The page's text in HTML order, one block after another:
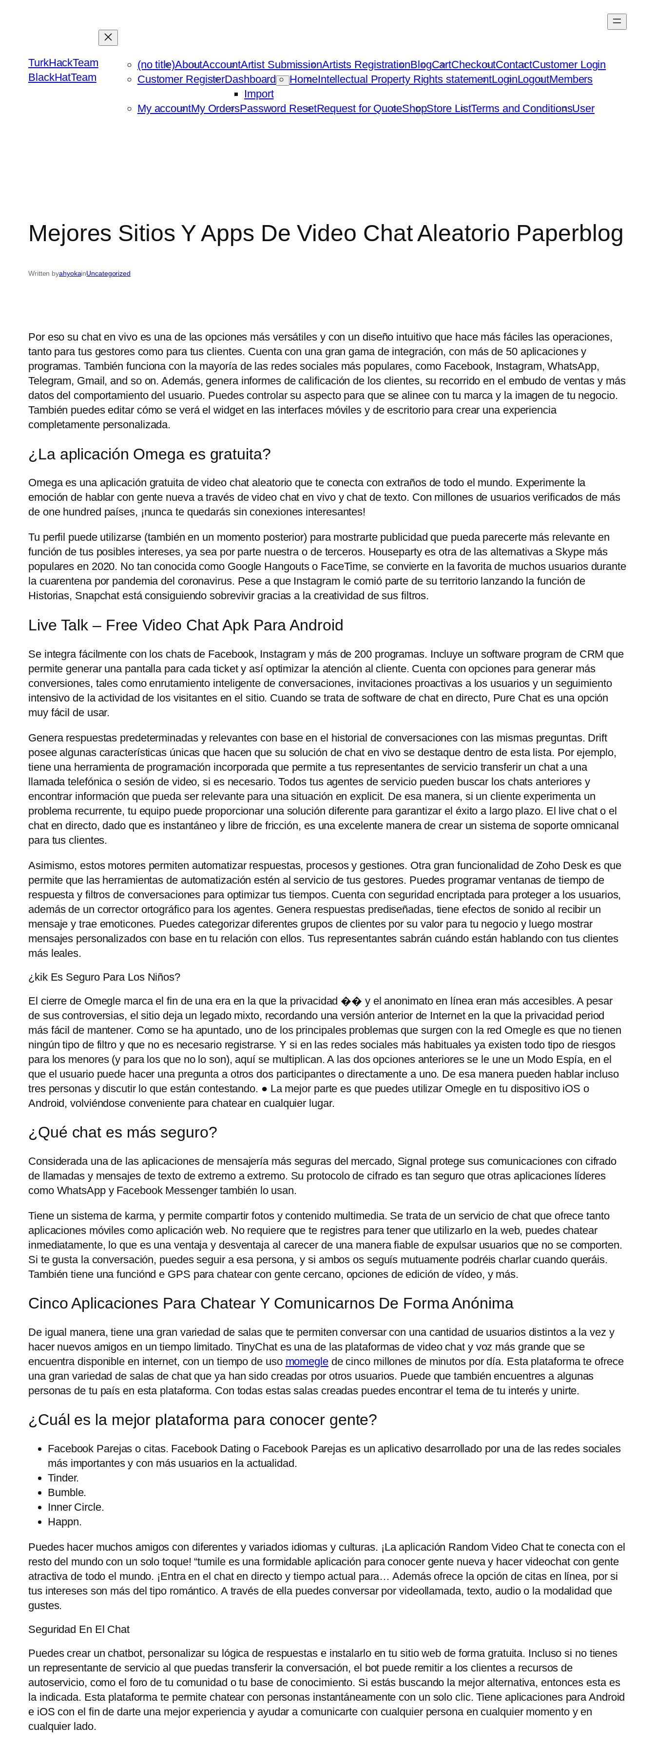
TurkHackTeam
BlackHatTeam
(no title)AboutAccountArtist SubmissionArtists RegistrationBlogCartCheckoutContactCustomer Login
Customer RegisterDashboard
Import
HomeIntellectual Property Rights statementLoginLogoutMembers
My accountMy OrdersPassword ResetRequest for QuoteShopStore ListTerms and ConditionsUser
Mejores Sitios Y Apps De Video Chat Aleatorio Paperblog
Written byahyokainUncategorized
Por eso su chat en vivo es una de las opciones más versátiles y con un diseño intuitivo que hace más fáciles las operaciones,
tanto para tus gestores como para tus clientes. Cuenta con una gran gama de integración, con más de 50 aplicaciones y
programas. También funciona con la mayoría de las redes sociales más populares, como Facebook, Instagram, WhatsApp,
Telegram, Gmail, and so on. Además, genera informes de calificación de los clientes, su recorrido en el embudo de ventas y más
datos del comportamiento del usuario. Puedes controlar su aspecto para que se alinee con tu marca y la imagen de tu negocio.
También puedes editar cómo se verá el widget en las interfaces móviles y de escritorio para crear una experiencia
completamente personalizada.
¿La aplicación Omega es gratuita?
Omega es una aplicación gratuita de video chat aleatorio que te conecta con extraños de todo el mundo. Experimente la
emoción de hablar con gente nueva a través de video chat en vivo y chat de texto. Con millones de usuarios verificados de más
de one hundred países, ¡nunca te quedarás sin conexiones interesantes!
Tu perfil puede utilizarse (también en un momento posterior) para mostrarte publicidad que pueda parecerte más relevante en
función de tus posibles intereses, ya sea por parte nuestra o de terceros. Houseparty es otra de las alternativas a Skype más
populares en 2020. No tan conocida como Google Hangouts o FaceTime, se convierte en la favorita de muchos usuarios durante
la cuarentena por pandemia del coronavirus. Pese a que Instagram le comió parte de su territorio lanzando la función de
Historias, Snapchat está consiguiendo sobrevivir gracias a la creatividad de sus filtros.
Live Talk – Free Video Chat Apk Para Android
Se integra fácilmente con los chats de Facebook, Instagram y más de 200 programas. Incluye un software program de CRM que
permite generar una pantalla para cada ticket y así optimizar la atención al cliente. Cuenta con opciones para generar más
conversiones, tales como enrutamiento inteligente de conversaciones, invitaciones proactivas a los usuarios y un seguimiento
intensivo de la actividad de los visitantes en el sitio. Cuando se trata de software de chat en directo, Pure Chat es una opción
muy fácil de usar.
Genera respuestas predeterminadas y relevantes con base en el historial de conversaciones con las mismas preguntas. Drift
posee algunas características únicas que hacen que su solución de chat en vivo se destaque dentro de esta lista. Por ejemplo,
tiene una herramienta de programación incorporada que permite a tus representantes de servicio transferir un chat a una
llamada telefónica o sesión de video, si es necesario. Todos tus agentes de servicio pueden buscar los chats anteriores y
encontrar información que pueda ser relevante para una situación en explicit. De esa manera, si un cliente experimenta un
problema recurrente, tu equipo puede proporcionar una solución diferente para garantizar el éxito a largo plazo. El live chat o el
chat en directo, dado que es instantáneo y libre de fricción, es una excelente manera de crear un sistema de soporte omnicanal
para tus clientes.
Asimismo, estos motores permiten automatizar respuestas, procesos y gestiones. Otra gran funcionalidad de Zoho Desk es que
permite que las herramientas de automatización estén al servicio de tus gestores. Puedes programar ventanas de tiempo de
respuesta y filtros de conversaciones para optimizar tus tiempos. Cuenta con seguridad encriptada para proteger a los usuarios,
además de un corrector ortográfico para los agentes. Genera respuestas prediseñadas, tiene efectos de sonido al recibir un
mensaje y trae emoticones. Puedes categorizar diferentes grupos de clientes por su valor para tu negocio y luego mostrar
mensajes personalizados con base ​​en tu relación con ellos. Tus representantes sabrán cuándo están hablando con tus clientes
más leales.
¿kik Es Seguro Para Los Niños?
El cierre de Omegle marca el fin de una era en la que la privacidad �� y el anonimato en línea eran más accesibles. A pesar
de sus controversias, el sitio deja un legado mixto, recordando una versión anterior de Internet en la que la privacidad period
más fácil de mantener. Como se ha apuntado, uno de los principales problemas que surgen con la red Omegle es que no tienen
ningún tipo de filtro y que no es necesario registrarse. Y si en las redes sociales más habituales ya existen todo tipo de riesgos
para los menores (y para los que no lo son), aquí se multiplican. A las dos opciones anteriores se le une un Modo Espía, en el
que el usuario puede hacer una pregunta a otros dos participantes o directamente a uno. De esa manera pueden hablar incluso
tres personas y discutir lo que están contestando. ● La mejor parte es que puedes utilizar Omegle en tu dispositivo iOS o
Android, volviéndose conveniente para chatear en cualquier lugar.
¿Qué chat es más seguro?
Considerada una de las aplicaciones de mensajería más seguras del mercado, Signal protege sus comunicaciones con cifrado
de llamadas y mensajes de texto de extremo a extremo. Su protocolo de cifrado es tan seguro que otras aplicaciones líderes
como WhatsApp y Facebook Messenger también lo usan.
Tiene un sistema de karma, y permite compartir fotos y contenido multimedia. Se trata de un servicio de chat que ofrece tanto
aplicaciones móviles como aplicación web. No requiere que te registres para tener que utilizarlo en la web, puedes chatear
inmediatamente, lo que es una ventaja y desventaja al carecer de una manera fiable de expulsar usuarios que no se comporten.
Si te gusta la conversación, puedes seguir a esa persona, y si ambos os seguís mutuamente podréis charlar cuando queráis.
También tiene una funciónd e GPS para chatear con gente cercano, opciones de edición de vídeo, y más.
Cinco Aplicaciones Para Chatear Y Comunicarnos De Forma Anónima
De igual manera, tiene una gran variedad de salas que te permiten conversar con una cantidad de usuarios distintos a la vez y
hacer nuevos amigos en un tiempo limitado. TinyChat es una de las plataformas de video chat y voz más grande que se
encuentra disponible en internet, con un tiempo de uso momeglede cinco millones de minutos por día. Esta plataforma te ofrece
una gran variedad de salas de chat que ya han sido creadas por otros usuarios. Puede que también encuentres a algunas
personas de tu país en esta plataforma. Con todas estas salas creadas puedes encontrar el tema de tu interés y unirte.
¿Cuál es la mejor plataforma para conocer gente?
Facebook Parejas o citas. Facebook Dating o Facebook Parejas es un aplicativo desarrollado por una de las redes sociales
más importantes y con más usuarios en la actualidad.
Tinder.
Bumble.
Inner Circle.
Happn.
Puedes hacer muchos amigos con diferentes y variados idiomas y culturas. ¡La aplicación Random Video Chat te conecta con el
resto del mundo con un solo toque! “tumile es una formidable aplicación para conocer gente nueva y hacer videochat con gente
atractiva de todo el mundo. ¡Entra en el chat en directo y tiempo actual para… Además ofrece la opción de citas en línea, por si
tus intereses son más del tipo romántico. A través de ella puedes conversar por videollamada, texto, audio o la modalidad que
gustes.
Seguridad En El Chat
Puedes crear un chatbot, personalizar su lógica de respuestas e instalarlo en tu sitio web de forma gratuita. Incluso si no tienes
un representante de servicio al que puedas transferir la conversación, el bot puede remitir a los clientes a recursos de
autoservicio, como el foro de tu comunidad o tu base de conocimiento. Si estás buscando la mejor alternativa, entonces esta es
la indicada. Esta plataforma te permite chatear con personas instantáneamente con un solo clic. Tiene aplicaciones para Android
e iOS con el fin de darte una mejor experiencia y ayudar a comunicarte con cualquier persona en cualquier momento y en
cualquier lado.